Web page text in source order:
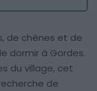
de chênes et de
dormir à Gordes.
du village, cet
de